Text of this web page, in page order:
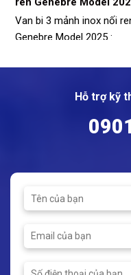
Van bi 3 mảnh inox nối
Genebre Model 2025 :
Hỗ trợ kỹ